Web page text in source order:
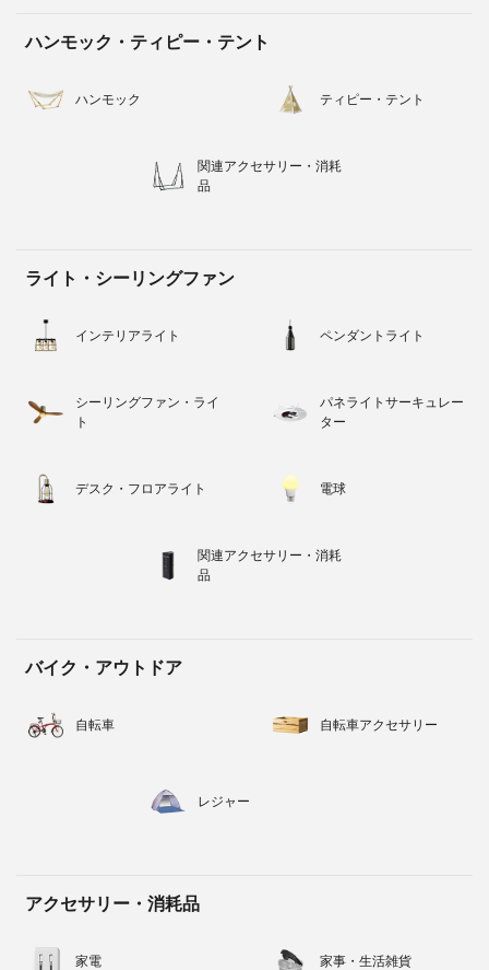
ハンモック・ティピー・テント
ハンモック ティピー・テント
関連アクセサリー・消耗
品
ライト・シーリングファン
インテリアライト ペンダントライト
シーリングファン・ライ
ト
パネライトサーキュレー
ター
デスク・フロアライト 電球
関連アクセサリー・消耗
品
バイク・アウトドア
自転車 自転車アクセサリー
レジャー
アクセサリー・消耗品
家電 家事・生活雑貨